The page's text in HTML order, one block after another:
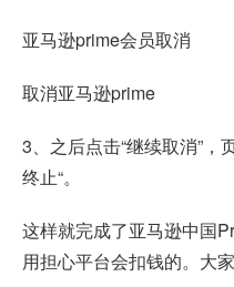
亚马逊prime会员取消
取消亚马逊prime
3、之后点击“继续取消”，
终止“。
这样就完成了亚马逊中国
用担心平台会扣钱的。大